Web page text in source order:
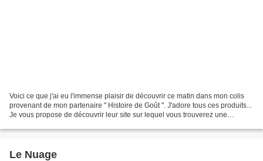
Voici ce que j'ai eu l'immense plaisir de découvrir ce matin dans mon colis
provenant de mon partenaire " Histoire de Goût ". J'adore tous ces produits...
Je vous propose de découvrir leur site sur lequel vous trouverez une
Le Nuage